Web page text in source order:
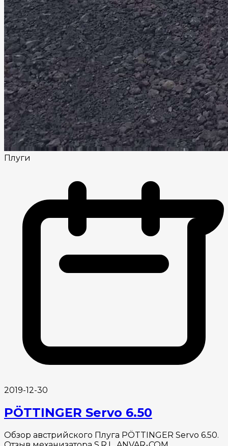
Плуги
2019-12-30
PÖTTINGER Servo 6.50
Обзор австрийского Плуга PÖTTINGER Servo 6.50.